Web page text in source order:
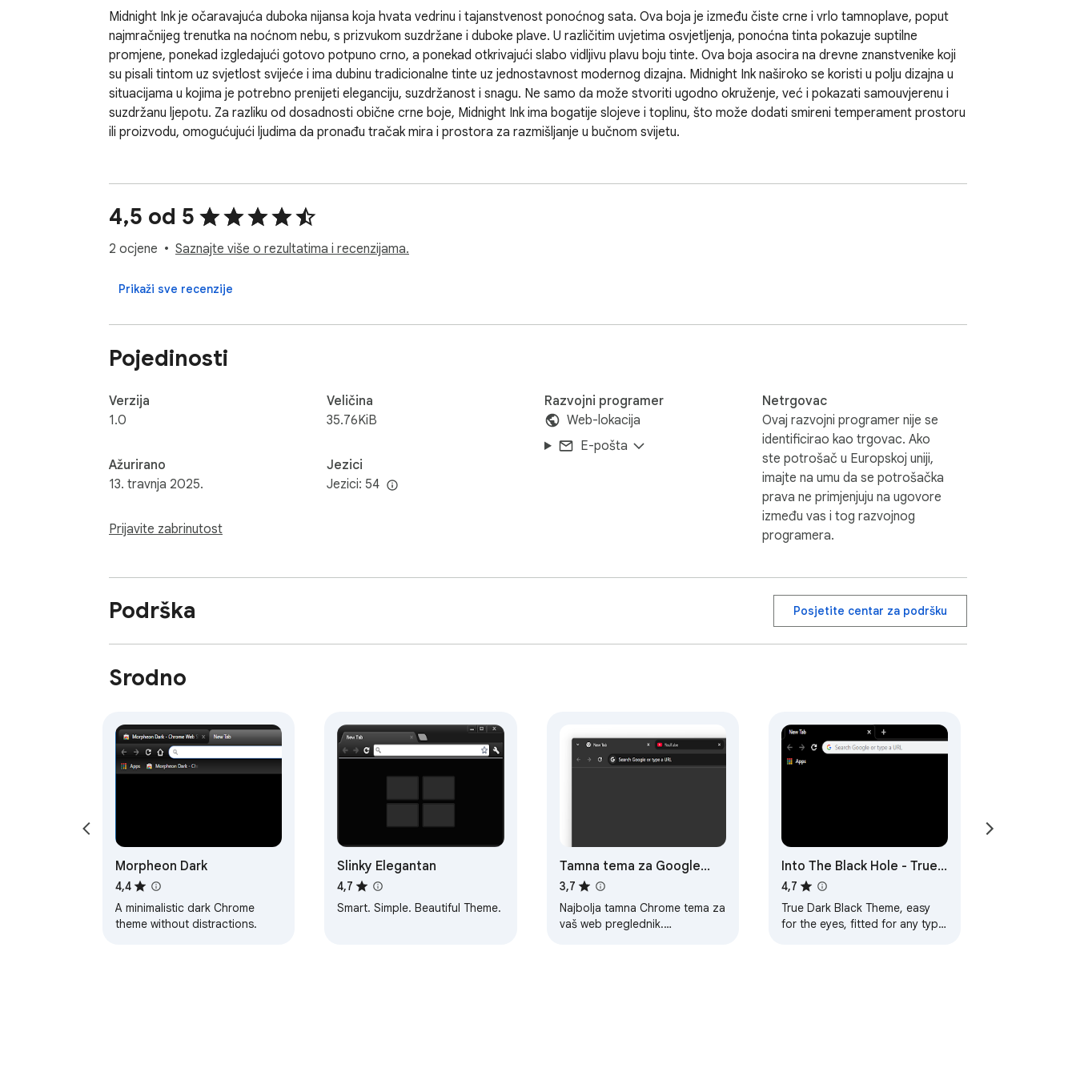
Midnight Ink je očaravajuća duboka nijansa koja hvata vedrinu i tajanstvenost ponoćnog sata. Ova boja je između čiste crne i vrlo tamnoplave, poput
najmračnijeg trenutka na noćnom nebu, s prizvukom suzdržane i duboke plave. U različitim uvjetima osvjetljenja, ponoćna tinta pokazuje suptilne
promjene, ponekad izgledajući gotovo potpuno crno, a ponekad otkrivajući slabo vidljivu plavu boju tinte. Ova boja asocira na drevne znanstvenike koji
su pisali tintom uz svjetlost svijeće i ima dubinu tradicionalne tinte uz jednostavnost modernog dizajna. Midnight Ink naširoko se koristi u polju dizajna u
situacijama u kojima je potrebno prenijeti eleganciju, suzdržanost i snagu. Ne samo da može stvoriti ugodno okruženje, već i pokazati samouvjerenu i
suzdržanu ljepotu. Za razliku od dosadnosti obične crne boje, Midnight Ink ima bogatije slojeve i toplinu, što može dodati smireni temperament prostoru
ili proizvodu, omogućujući ljudima da pronađu tračak mira i prostora za razmišljanje u bučnom svijetu.
4,5 od 5
2 ocjene Saznajte više o rezultatima i recenzijama.
Prikaži sve recenzije
Pojedinosti
Verzija
1.0
Ažurirano
13. travnja 2025.
Prijavite zabrinutost
Veličina
35.76KiB
Jezici
Jezici: 54
Razvojni programer
Web-lokacija
E-pošta
Netrgovac
Ovaj razvojni programer nije se
identificirao kao trgovac. Ako
ste potrošač u Europskoj uniji,
imajte na umu da se potrošačka
prava ne primjenjuju na ugovore
između vas i tog razvojnog
programera.
Podrška Posjetite centar za podršku
Srodno
Morpheon Dark
4,4
A minimalistic dark Chrome
theme without distractions.
Slinky Elegantan
4,7
Smart. Simple. Beautiful Theme.
Tamna tema za Google
Chrome
3,7
Najbolja tamna Chrome tema za
vaš web preglednik.
Into The Black Hole - True
Amoled Black Theme
4,7
True Dark Black Theme, easy
for the eyes, fitted for any type